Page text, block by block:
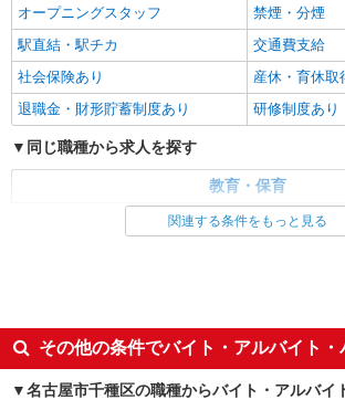
オープニングスタッフ
禁煙・分煙
駅直結・駅チカ
交通費支給
社会保険あり
産休・育休取
退職金・財形貯蓄制度あり
研修制度あり
同じ職種から求人を探す
教育・保育
交通費支給
社会保険あり
産休・育休取得実績あり
関連する条件をもっと見る
その他の条件でバイト・アルバイト
名古屋市千種区の職種からバイト・アルバイ